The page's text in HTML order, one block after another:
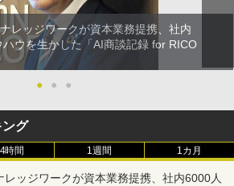
レッジワークが資本業務提携、社内
ウを生かした「AI商談記録 for RICO
●
● ●
グ
時間 1週間 1カ月
レッジワークが資本業務提携、社内6000人